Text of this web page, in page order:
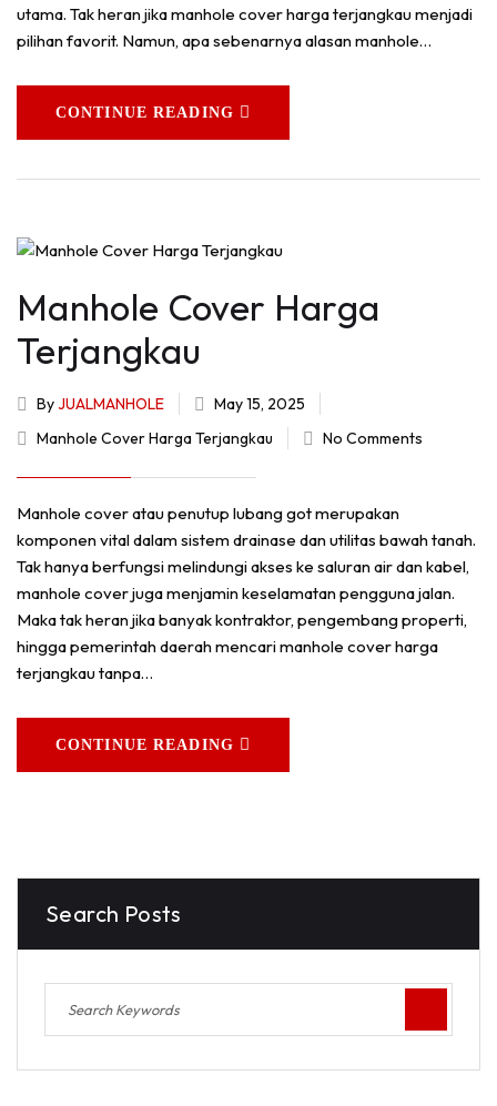
utama. Tak heran jika manhole cover harga terjangkau menjadi
pilihan favorit. Namun, apa sebenarnya alasan manhole…
CONTINUE READING
Manhole Cover Harga
Terjangkau
ByJUALMANHOLE
May 15, 2025
Manhole Cover Harga Terjangkau
No Comments
Manhole cover atau penutup lubang got merupakan
komponen vital dalam sistem drainase dan utilitas bawah tanah.
Tak hanya berfungsi melindungi akses ke saluran air dan kabel,
manhole cover juga menjamin keselamatan pengguna jalan.
Maka tak heran jika banyak kontraktor, pengembang properti,
hingga pemerintah daerah mencari manhole cover harga
terjangkau tanpa…
CONTINUE READING
Search Posts